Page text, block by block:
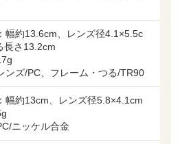
幅約13.6cm、レンズ径4.1×5.5c
長さ13.2cm
ンズ/PC、フレーム・つる/TR90
幅約13cm、レンズ径5.8×4.1cm
ニッケル合金